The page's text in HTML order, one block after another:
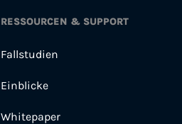
RESSOURCEN & SUPPORT
Fallstudien
Einblicke
Whitepaper